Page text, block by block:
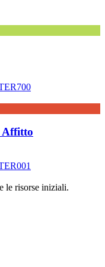
Affitto
le risorse iniziali.